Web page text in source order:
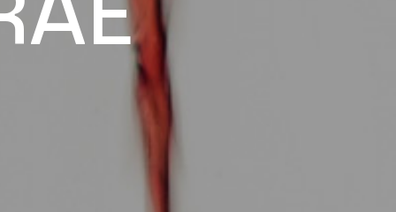
A E